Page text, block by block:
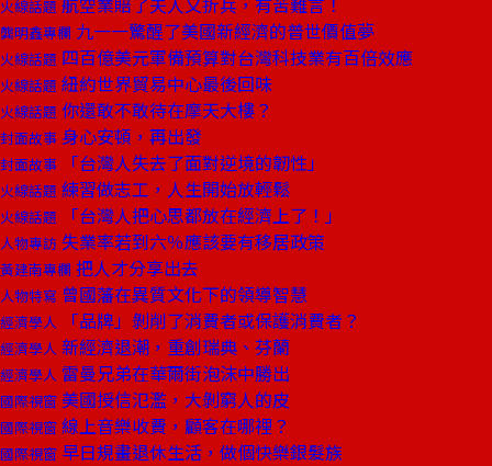
火線話題
龔明鑫專欄 九一一驚醒了美國新經濟的普世價值夢
火線話題 四百億美元軍備預算對台灣科技業有百倍效應
火線話題 紐約世界貿易中心最後回味
火線話題 你還敢不敢待在摩天大樓？
封面故事 身心安頓，再出發
封面故事 「台灣人失去了面對逆境的韌性」
火線話題 練習做志工，人生開始放輕鬆
火線話題 「台灣人把心思都放在經濟上了！」
人物專訪 失業率若到六％應該要有移居政策
黃建南專欄 把人才分享出去
人物特寫 曾國藩在異質文化下的領導智慧
經濟學人 「品牌」剝削了消費者或保護消費者？
經濟學人 新經濟退潮，重創瑞典、芬蘭
經濟學人 雷曼兄弟在華爾街泡沫中勝出
國際視窗 美國授信氾濫，大剝窮人的皮
國際視窗 線上音樂收費，顧客在哪裡？
國際視窗 早日規畫退休生活，做個快樂銀髮族